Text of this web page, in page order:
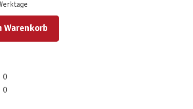
benutze die Schaltflächen um die Anzahl zu erhöhen oder zu reduzieren.
Warenkorb
0
0